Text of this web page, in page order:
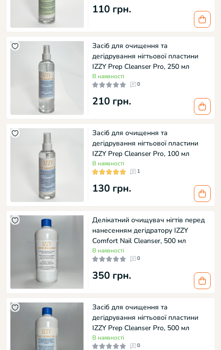
110 грн.
Засіб для очищення та
дегідрування нігтьової пластини
IZZY Prep Cleanser Pro, 250 мл
В наявності
0
210 грн.
Засіб для очищення та
дегідрування нігтьової пластини
IZZY Prep Cleanser Pro, 100 мл
В наявності
1
130 грн.
Делікатний очищувач нігтів перед
нанесенням дегідратору IZZY
Comfort Nail Cleanser, 500 мл
В наявності
0
350 грн.
Засіб для очищення та
дегідрування нігтьової пластини
IZZY Prep Cleanser Pro, 500 мл
В наявності
0